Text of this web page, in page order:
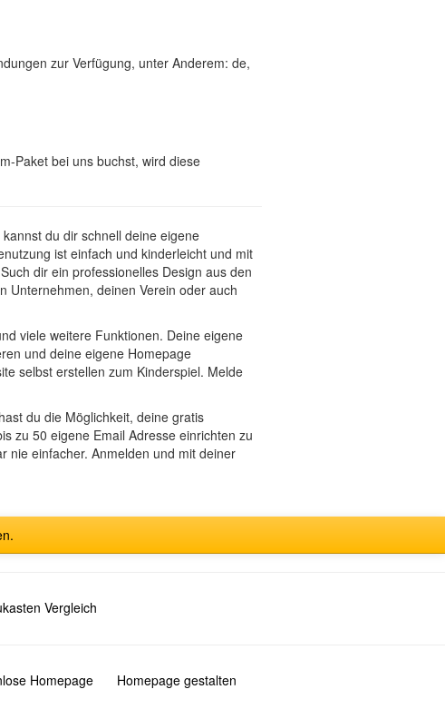
zur Verfügung, unter Anderem: de,
Paket bei uns buchst, wird diese
du dir schnell deine eigene
ist einfach und kinderleicht und mit
dir ein professionelles Design aus den
Unternehmen, deinen Verein oder auch
viele weitere Funktionen. Deine eigene
und deine eigene Homepage
selbst erstellen zum Kinderspiel. Melde
du die Möglichkeit, deine gratis
zu 50 eigene Email Adresse einrichten zu
nie einfacher. Anmelden und mit deiner
Vergleich
Homepage Homepage gestalten